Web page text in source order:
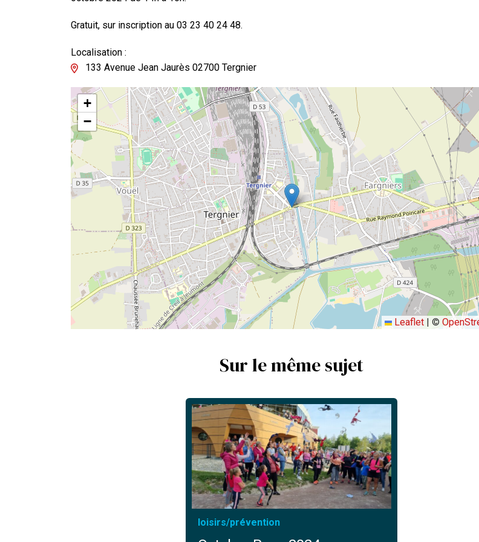
Gratuit, sur inscription au 03 23 40 24 48.
Localisation :
133 Avenue Jean Jaurès 02700 Tergnier
+
−
Leaflet | ©
Sur le même sujet
loisirs/prévention